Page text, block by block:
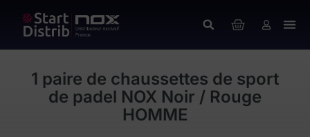
1 paire de chaussettes de sport
de padel NOX Noir / Rouge
HOMME